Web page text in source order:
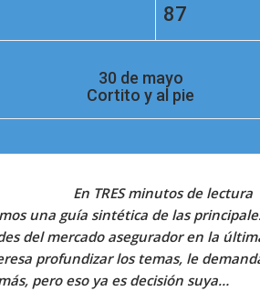
87
30 de mayo
Cortito y al pie
En TRES minutos de lectura
una guía sintética de las
del mercado asegurador en la
profundizar los temas, le
pero eso ya es decisión suya…